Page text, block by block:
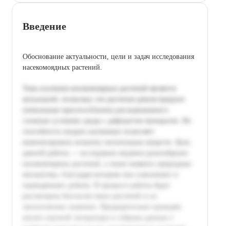
Введение
Обоснование актуальности, цели и задач исследования
насекомоядных растений.